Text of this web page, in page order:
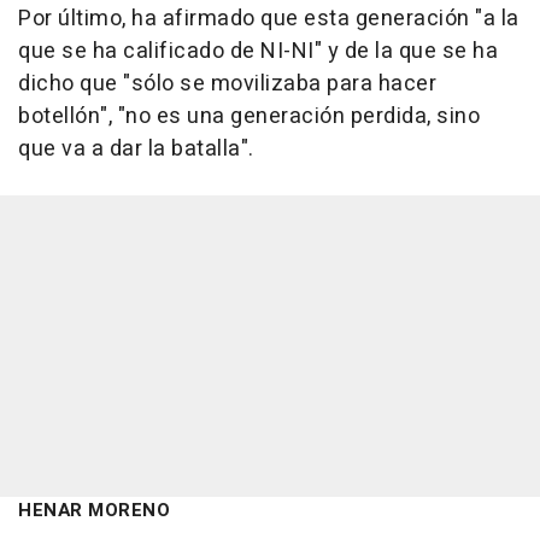
Por último, ha afirmado que esta generación "a la
que se ha calificado de NI-NI" y de la que se ha
dicho que "sólo se movilizaba para hacer
botellón", "no es una generación perdida, sino
que va a dar la batalla".
HENAR MORENO